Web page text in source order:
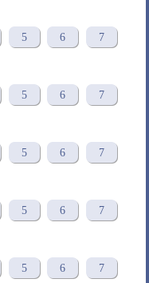
5 6 7
5 6 7
5 6 7
5 6 7
5 6 7